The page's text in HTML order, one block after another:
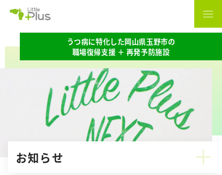
うつ病に特化した岡山県玉野市の
職場復帰支援 ＋ 再発予防施設
お知らせ